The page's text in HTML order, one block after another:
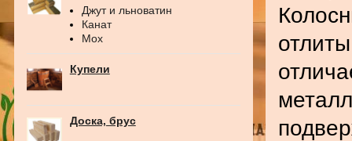
Джут и льноватин
Канат
Мох
Купели
Доска, брус